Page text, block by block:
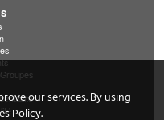
our services. By using
Policy.